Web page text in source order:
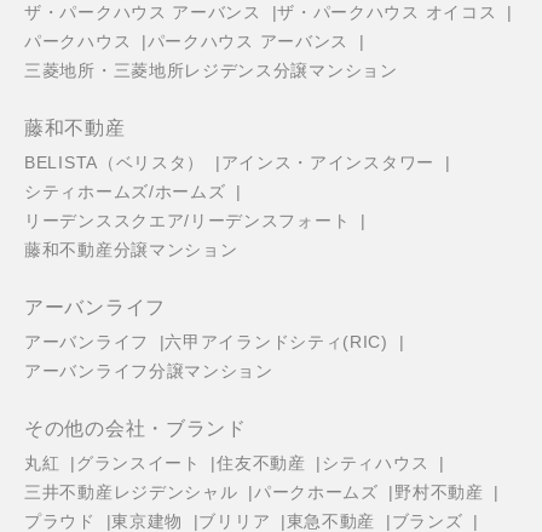
ザ・パークハウス アーバンス
ザ・パークハウス オイコス
パークハウス
パークハウス アーバンス
三菱地所・三菱地所レジデンス分譲マンション
藤和不動産
BELISTA（ベリスタ）
アインス・アインスタワー
シティホームズ/ホームズ
リーデンススクエア/リーデンスフォート
藤和不動産分譲マンション
アーバンライフ
アーバンライフ
六甲アイランドシティ(RIC)
アーバンライフ分譲マンション
その他の会社・ブランド
丸紅 グランスイート 住友不動産
シティハウス
三井不動産レジデンシャル
パークホームズ
野村不動産
プラウド
東京建物 ブリリア 東急不動産
ブランズ